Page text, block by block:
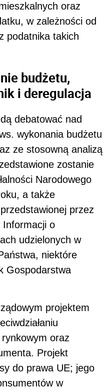
oraz
w zależności od
podatnika takich
budżetu,
i deregulacja
debatować nad
wykonania budżetu
ze stosowną analizą
zostanie
Narodowego
a także
przez
Informacji o
udzielonych w
niektóre
Gospodarstwa
projektem
oraz
Projekt
do prawa UE; jego
w